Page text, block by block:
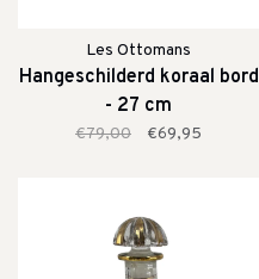
Les Ottomans
Hangeschilderd koraal bord
- 27 cm
€79,00 €69,95